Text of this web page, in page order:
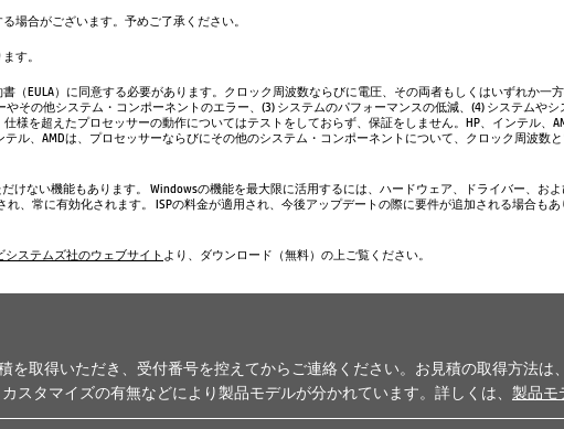
場合がございます。予めご了承ください。
す。
（EULA）に同意する必要があります。クロック周波数ならびに電圧、その両者もしくはいずれか
その他システム・コンポーネントのエラー、(3) システムのパフォーマンスの低減、(4) システムや
様を超えたプロセッサーの動作についてはテストをしておらず、保証をしません。HP、インテル
ル、AMDは、プロセッサーならびにその他のシステム・コンポーネントについて、クロック周波
けない機能もあります。 Windowsの機能を最大限に活用するには、ハードウェア、ドライバー、お
、常に有効化されます。 ISPの料金が適用され、今後アップデートの際に要件が追加される場合もあ
システムズ社のウェブサイト より、ダウンロード（無料）の上ご覧ください。
取得いただき、受付番号を控えてからご連絡ください。お見積の取得方法は、
スタマイズの有無などにより製品モデルが分かれています。詳しくは、 製品モ